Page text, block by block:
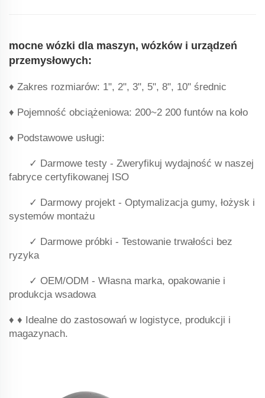
mocne wózki dla maszyn, wózków i urządzeń
przemysłowych:
♦ Zakres rozmiarów: 1", 2", 3", 5", 8", 10" średnic
♦ Pojemność obciążeniowa: 200~2 200 funtów na koło
♦ Podstawowe usługi:
✓ Darmowe testy - Zweryfikuj wydajność w naszej
fabryce certyfikowanej ISO
✓ Darmowy projekt - Optymalizacja gumy, łożysk i
systemów montażu
✓ Darmowe próbki - Testowanie trwałości bez
ryzyka
✓ OEM/ODM - Własna marka, opakowanie i
produkcja wsadowa
♦ ♦ Idealne do zastosowań w logistyce, produkcji i
magazynach.